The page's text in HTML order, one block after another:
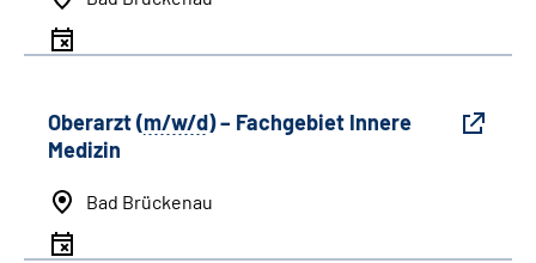
Oberarzt (m/w/d) – Fachgebiet Innere
Medizin
Bad Brückenau